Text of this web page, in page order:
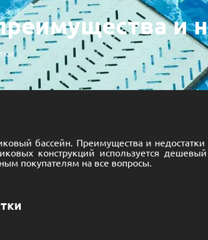
и
бассейн. Преимущества и
конструкций используется
покупателям на все вопросы.